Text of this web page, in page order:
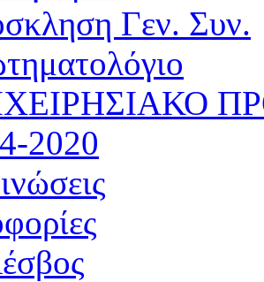
Γεν. Συν.
2020